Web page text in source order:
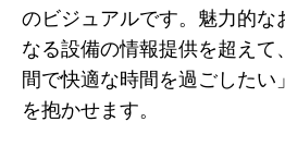
のビジュアルです。魅力的な
なる設備の情報提供を超えて
間で快適な時間を過ごしたい
を抱かせます。